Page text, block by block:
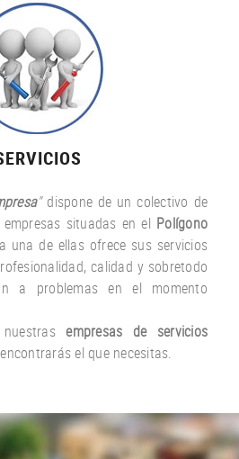
"dispone de un colectivo de
situadas en el Polígono
una de ellas ofrece sus servicios
calidad y sobretodo
a problemas en el momento
empresas de servicios
el que necesitas.